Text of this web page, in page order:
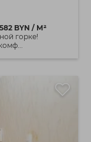
BYN / М²
горке!